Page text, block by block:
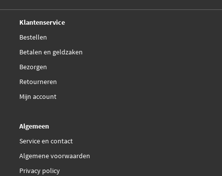
FTE BL1248A2
Febi Bilstein 16247
Ferodo FDB646
Jurid 571413J
Klantenservice
Bestellen
Betalen en geldzaken
Bezorgen
Retourneren
Mijn account
Algemeen
Service en contact
Algemene voorwaarden
Privacy policy